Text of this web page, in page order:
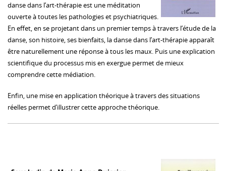
danse dans l’art-thérapie est une méditation
ouverte à toutes les pathologies et psychiatriques.
En effet, en se projetant dans un premier temps à travers l’étude de la
danse, son histoire, ses bienfaits, la danse dans l’art-thérapie apparaît
être naturellement une réponse à tous les maux. Puis une explication
scientifique du processus mis en exergue permet de mieux
comprendre cette médiation.
Enfin, une mise en application théorique à travers des situations
réelles permet d’illustrer cette approche théorique.